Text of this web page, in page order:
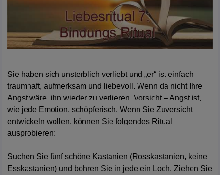
Sie haben sich unsterblich verliebt und „er“ ist einfach
traumhaft, aufmerksam und liebevoll. Wenn da nicht Ihre
Angst wäre, ihn wieder zu verlieren. Vorsicht – Angst ist,
wie jede Emotion, schöpferisch. Wenn Sie Zuversicht
entwickeln wollen, können Sie folgendes Ritual
ausprobieren:
Suchen Sie fünf schöne Kastanien (Rosskastanien, keine
Esskastanien) und bohren Sie in jede ein Loch. Ziehen Sie